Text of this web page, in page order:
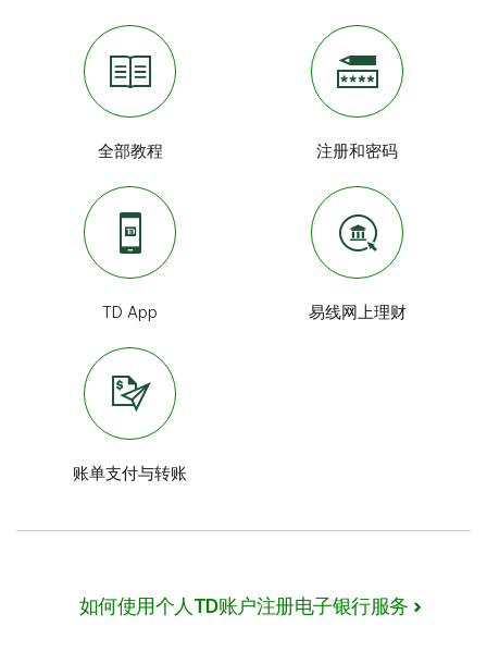
全部教程 注册和密码
TD App 易线网上理财
账单支付与转账
如何使用个人TD账户注册电子银行服务